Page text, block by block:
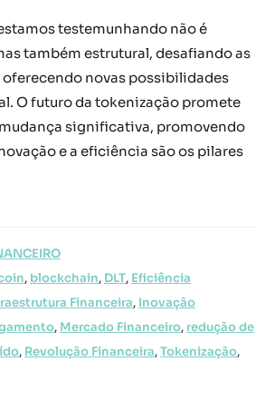
testemunhando não é
também estrutural, desafiando as
novas possibilidades
O futuro da tokenização promete
significativa, promovendo
e a eficiência são os pilares
, blockchain, DLT, Eficiência
Financeira, Inovação
, Mercado Financeiro, redução de
, Revolução Financeira,Tokenização,